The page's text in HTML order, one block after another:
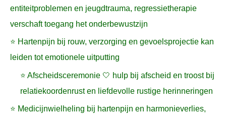
entiteitproblemen en jeugdtrauma, regressietherapie
verschaft toegang het onderbewustzijn
⭐ Hartenpijn bij rouw, verzorging en gevoelsprojectie kan
leiden tot emotionele uitputting
⭐ Afscheidsceremonie 🤍 hulp bij afscheid en troost bij
relatiekoordenrust en liefdevolle rustige herinneringen
⭐ Medicijnwielheling bij hartenpijn en harmonieverlies,